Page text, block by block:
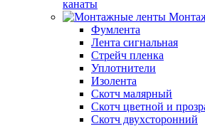
канаты
Фумлента
Лента сигнальная
Стрейч пленка
Уплотнители
Изолента
Скотч малярный
Скотч цветной и
Скотч двухсторонний